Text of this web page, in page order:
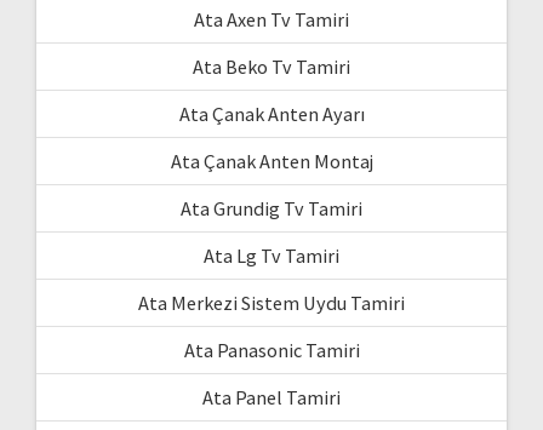
Ata Axen Tv Tamiri
Ata Beko Tv Tamiri
Ata Çanak Anten Ayarı
Ata Çanak Anten Montaj
Ata Grundig Tv Tamiri
Ata Lg Tv Tamiri
Ata Merkezi Sistem Uydu Tamiri
Ata Panasonic Tamiri
Ata Panel Tamiri